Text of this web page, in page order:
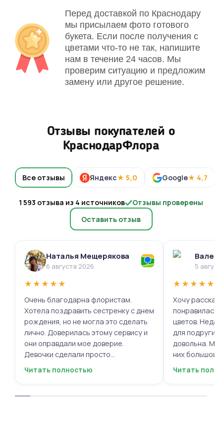
Перед доставкой по Краснодару
мы присылаем фото готового
букета. Если после получения с
цветами что-то не так, напишите
нам в течение 24 часов. Мы
проверим ситуацию и предложим
замену или другое решение.
Отзывы покупателей о
КраснодарФлора
Все отзывы Яндекс★ 5,0 Google★ 4,7
1 593 отзыва из 4 источников
Отзывы проверены
Оставить отзыв
Наталья Мещерякова
6 августа 2026
★★★★★
Очень благодарна флористам.
Хотела поздравить сестренку с днем
рождения, но не могла это сделать
лично. Доверилась этому сервису и
они оправдали мое доверие.
Девочки сделали просто
фантастическую цветочную
для согласования. Все заботливо
Читать полностью
5
★★★★★
Хочу
понравилась
цветов.
для подруги,
довольна.
них большой
композиций,
Читать